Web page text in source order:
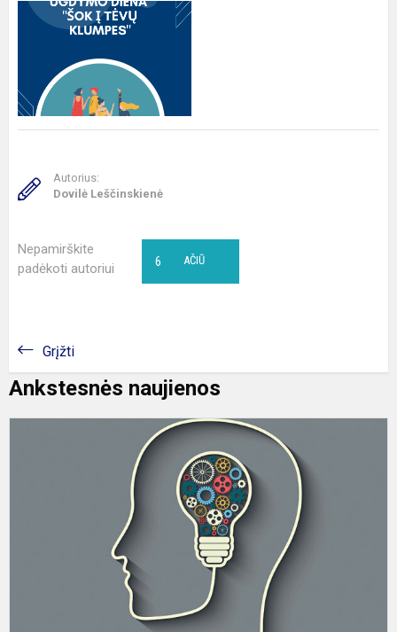
Autorius:
Dovilė Leščinskienė
Nepamirškite
padėkoti autoriui
AČIŪ
6
Grįžti
Ankstesnės naujienos